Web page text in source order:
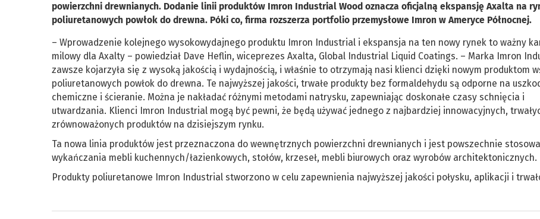
powierzchni drewnianych. Dodanie linii produktów Imron Industrial Wood oznacza oficjalną ekspansję Axalta na
poliuretanowych powłok do drewna. Póki co, firma rozszerza portfolio przemysłowe Imron w Ameryce Północnej.
– Wprowadzenie kolejnego wysokowydajnego produktu Imron Industrial i ekspansja na ten nowy rynek to ważny
milowy dla Axalty – powiedział Dave Heflin, wiceprezes Axalta, Global Industrial Liquid Coatings. – Marka Imron
zawsze kojarzyła się z wysoką jakością i wydajnością, i właśnie to otrzymają nasi klienci dzięki nowym produktom
poliuretanowych powłok do drewna. Te najwyższej jakości, trwałe produkty bez formaldehydu są odporne na
chemiczne i ścieranie. Można je nakładać różnymi metodami natrysku, zapewniając doskonałe czasy schnięcia i
utwardzania. Klienci Imron Industrial mogą być pewni, że będą używać jednego z najbardziej innowacyjnych,
zrównoważonych produktów na dzisiejszym rynku.
Ta nowa linia produktów jest przeznaczona do wewnętrznych powierzchni drewnianych i jest powszechnie
wykańczania mebli kuchennych/łazienkowych, stołów, krzeseł, mebli biurowych oraz wyrobów architektonicznych.
Produkty poliuretanowe Imron Industrial stworzono w celu zapewnienia najwyższej jakości połysku, aplikacji i